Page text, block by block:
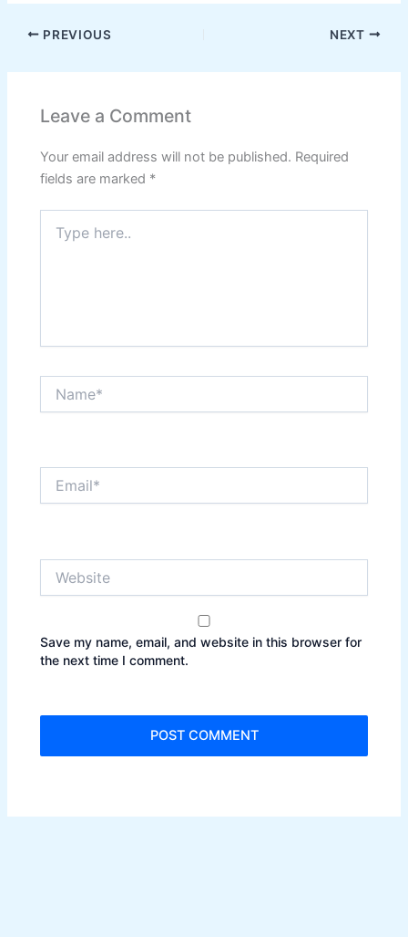
PREVIOUS NEXT
Leave a Comment
Your email address will not be published. Required
fields are marked *
here..
Save my name, email, and website in this browser for
the next time I comment.